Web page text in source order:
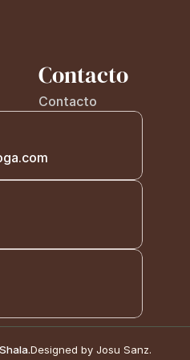
Contacto
Contacto
Designed by Josu Sanz.